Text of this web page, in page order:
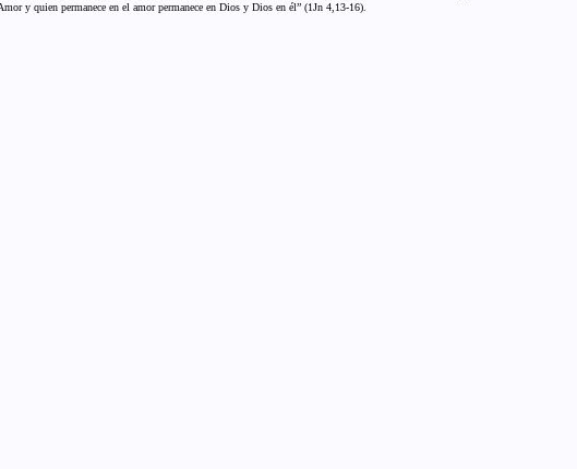
y quien permanece en el amor permanece en Dios y Dios en él” (1Jn 4,13-16).